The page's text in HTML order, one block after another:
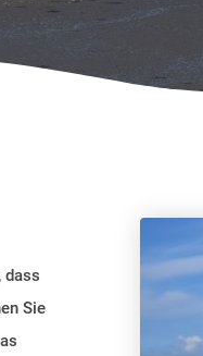
dass
Sie